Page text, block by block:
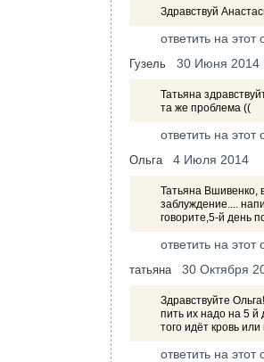
Здравствуй
ответить на этот
Гузель 30 Июня 2014
Татьяна
та же проблема ((
ответить на этот
Ольга 4 Июля 2014
Татьяна Вшивенко,
заблуждение....
говорите,5-й день
ответить на этот
татьяна 30 Октября
Здравствуйте
пить их надо на 5
того идёт кровь
ответить на этот